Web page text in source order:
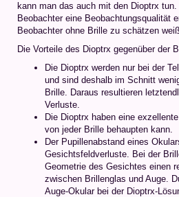
kann man das auch mit den Dioptrx
Beobachter eine Beobachtungsqualität
Beobachter ohne Brille zu schätzen
Die Vorteile des Dioptrx gegenüber der
Die Dioptrx werden nur bei der
und sind deshalb im Schnitt
Brille. Daraus resultieren
Verluste.
Die Dioptrx haben eine
von jeder Brille behaupten kann.
Der Pupillenabstand eines
Gesichtsfeldverluste. Bei der
Geometrie des Gesichtes einen
zwischen Brillenglas und Auge.
Auge-Okular bei der Dioptrx-